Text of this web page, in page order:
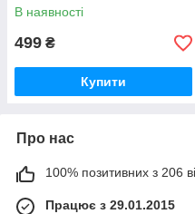
В наявності
499 ₴
Купити
Про нас
100% позитивних з 206
Працює з 29.01.2015